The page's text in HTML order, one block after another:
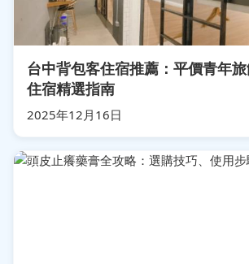
台中背包客住宿推薦：平價青年
住宿精選指南
2025年12月16日